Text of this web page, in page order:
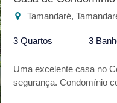
Tamandaré,
3 Quartos 3
Uma excelente casa no
segurança. Condomínio